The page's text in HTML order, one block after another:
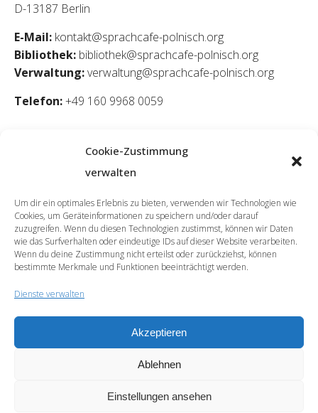
Cookie-Zustimmung
verwalten
Um dir ein optimales Erlebnis zu bieten, verwenden wir Technologien wie
Cookies, um Geräteinformationen zu speichern und/oder darauf
zuzugreifen. Wenn du diesen Technologien zustimmst, können wir Daten
wie das Surfverhalten oder eindeutige IDs auf dieser Website verarbeiten.
Wenn du deine Zustimmung nicht erteilst oder zurückziehst, können
bestimmte Merkmale und Funktionen beeinträchtigt werden.
Dienste verwalten
Akzeptieren
Ablehnen
Einstellungen ansehen
D-13187 Berlin
E-Mail: kontakt@sprachcafe-polnisch.org
Bibliothek: bibliothek@sprachcafe-polnisch.org
Verwaltung:verwaltung@sprachcafe-polnisch.org
Telefon:+49 160 9968 0059
© 2026 | SprachCafé Polnisch
Archiv Datenschutzerklärung